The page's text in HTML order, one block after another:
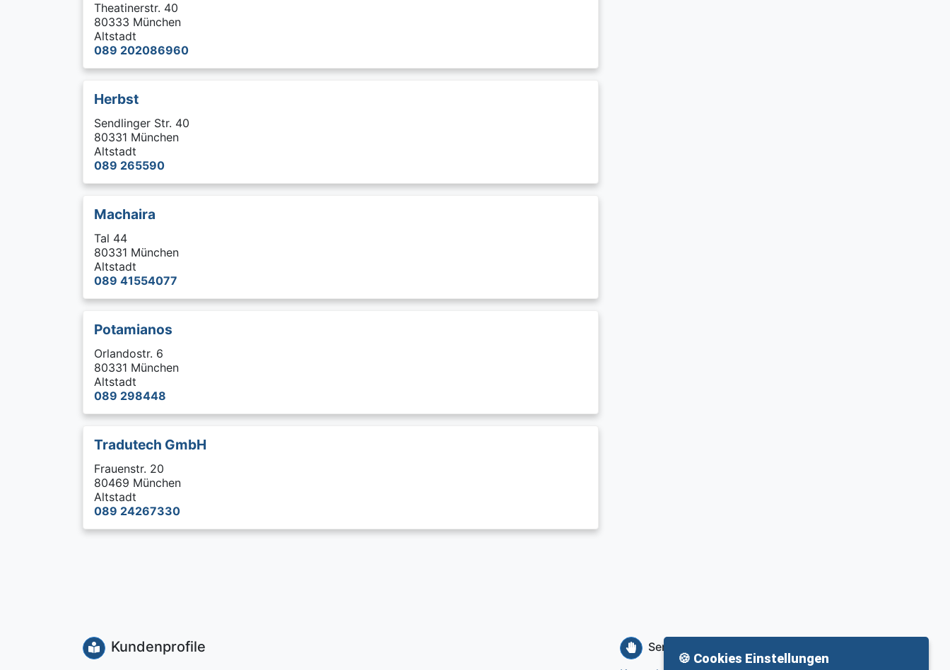
Theatinerstr. 40
80333 München
Altstadt
089 202086960
Herbst
Sendlinger Str. 40
80331 München
Altstadt
089 265590
Machaira
Tal 44
80331 München
Altstadt
089 41554077
Potamianos
Orlandostr. 6
80331 München
Altstadt
089 298448
Tradutech GmbH
Frauenstr. 20
80469 München
Altstadt
089 24267330
Kundenprofile
Service
🍪 Cookies Einstellungen